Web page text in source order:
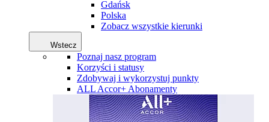
Gdańsk
Polska
Zobacz wszystkie kierunki
Wstecz
Poznaj nasz program
Korzyści i statusy
Zdobywaj i wykorzystuj punkty
ALL Accor+ Abonamenty